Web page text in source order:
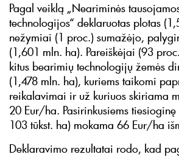
Pagal veiklą „Neariminės
technologijos“ deklaruotas plotas
nežymiai (1 proc.) sumažėjo,
(1,601 mln. ha). Pareiškėjai (93
kitus bearimių technologijų žemės
(1,478 mln. ha), kuriems taikomi
reikalavimai ir už kuriuos skiriama
20 Eur/ha. Pasirinkusiems
103 tūkst. ha) mokama 66 Eur/ha
Deklaravimo rezultatai rodo, kad